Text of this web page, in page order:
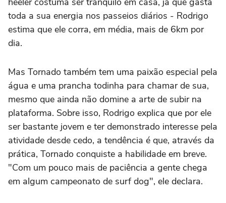
toda a sua energia nos passeios diários - Rodrigo
estima que ele corra, em média, mais de 6km por
dia.
Mas Tornado também tem uma paixão especial pela
água e uma prancha todinha para chamar de sua,
mesmo que ainda não domine a arte de subir na
plataforma. Sobre isso, Rodrigo explica que por ele
ser bastante jovem e ter demonstrado interesse pela
atividade desde cedo, a tendência é que, através da
prática, Tornado conquiste a habilidade em breve.
"Com um pouco mais de paciência a gente chega
em algum campeonato de surf dog", ele declara.